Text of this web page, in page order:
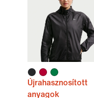
Újrahasznosított
anyagok